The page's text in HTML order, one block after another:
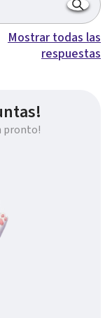
Mostrar todas las
respuestas
pronto!